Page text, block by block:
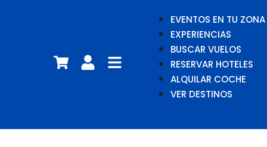
EVENTOS EN TU ZONA
EXPERIENCIAS
BUSCAR VUELOS
RESERVAR HOTELES
ALQUILAR COCHE
VER DESTINOS